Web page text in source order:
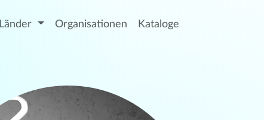
Länder Organisationen Kataloge